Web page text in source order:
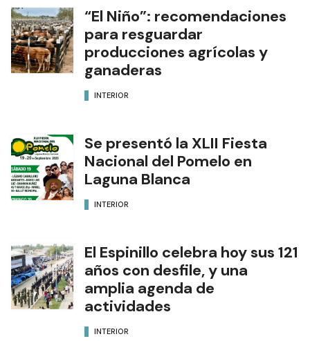
“El Niño”: recomendaciones
para resguardar
producciones agrícolas y
ganaderas
INTERIOR
Se presentó la XLII Fiesta
Nacional del Pomelo en
Laguna Blanca
INTERIOR
El Espinillo celebra hoy sus 121
años con desfile, y una
amplia agenda de
actividades
INTERIOR